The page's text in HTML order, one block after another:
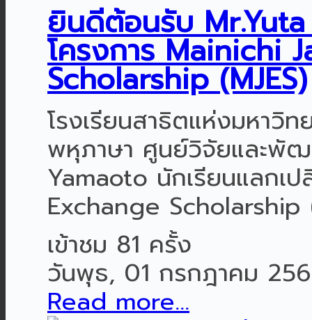
ยินดีต้อนรับ
โครงการ Mainichi
Scholarship (MJES)
โรงเรียนสาธิตแห่งมหาวิ
พหุภาษา ศูนย์วิจัยและพั
Yamaoto นักเรียนแลกเ
Exchange Scholarship
เข้าชม 81 ครั้ง
วันพุธ, 01 กรกฎาคม
Read more...